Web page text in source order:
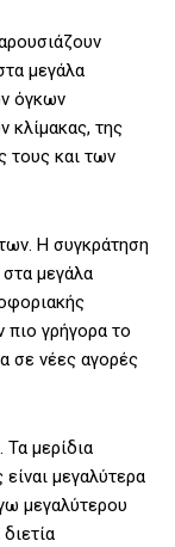
μεγάλα
όγκων
κλίμακας, της
τους και των
Η συγκράτηση
στα μεγάλα
πιο γρήγορα το
σε νέες αγορές
Τα μερίδια
μεγαλύτερα
μεγαλύτερου